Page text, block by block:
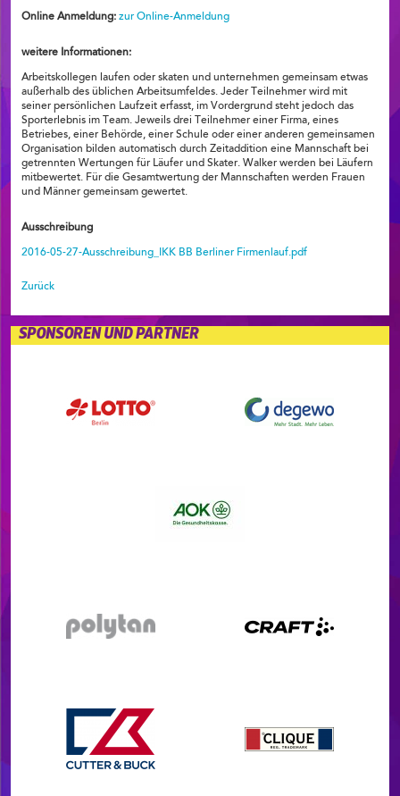
Online Anmeldung: zur Online-Anmeldung
weitere Informationen:
Arbeitskollegen laufen oder skaten und unternehmen gemeinsam etwas
außerhalb des üblichen Arbeitsumfeldes. Jeder Teilnehmer wird mit
seiner persönlichen Laufzeit erfasst, im Vordergrund steht jedoch das
Sporterlebnis im Team. Jeweils drei Teilnehmer einer Firma, eines
Betriebes, einer Behörde, einer Schule oder einer anderen gemeinsamen
Organisation bilden automatisch durch Zeitaddition eine Mannschaft bei
getrennten Wertungen für Läufer und Skater. Walker werden bei Läufern
mitbewertet. Für die Gesamtwertung der Mannschaften werden Frauen
und Männer gemeinsam gewertet.
Ausschreibung
2016-05-27-Ausschreibung_IKK BB Berliner Firmenlauf.pdf
Zurück
SPONSOREN UND PARTNER